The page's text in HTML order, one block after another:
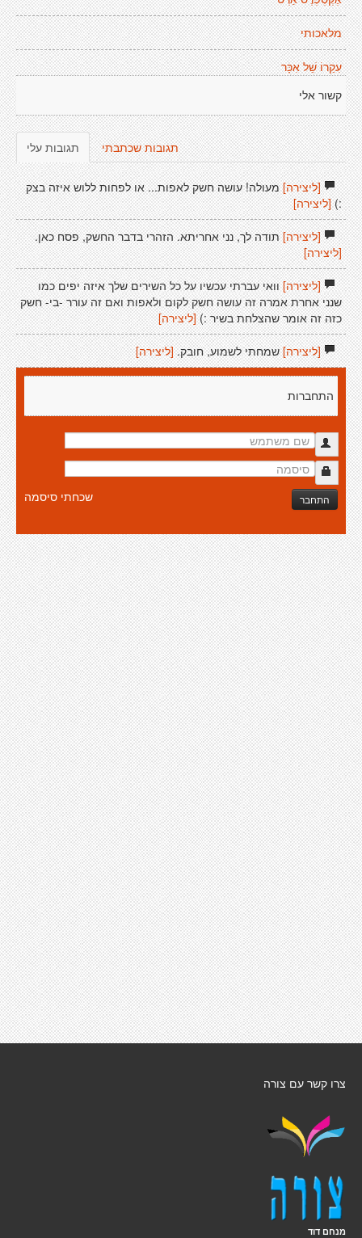
מלאכותי
עִקַרוֹ שֵׁל אִכָּר
קשור אלי
תגובות עלי תגובות שכתבתי
[ליצירה]מעולה! עושה חשק לאפות... או לפחות ללוש איזה בצק
:) [ליצירה]
[ליצירה]תודה לך, נני אחריתא. הזהרי בדבר החשק, פסח כאן.
[ליצירה]
[ליצירה]וואי עברתי עכשיו על כל השירים שלך איזה יפים כמו
שנני אחרת אמרה זה עושה חשק לקום ולאפות ואם זה עורר -בי- חשק
כזה זה אומר שהצלחת בשיר :) [ליצירה]
[ליצירה]שמחתי לשמוע, חובק. [ליצירה]
התחברות
התחבר שכחתי סיסמה
צרו קשר עם צורה
מנחם דוד